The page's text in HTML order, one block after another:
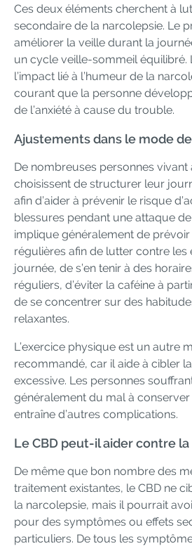
Ces deux éléments cherchent à
secondaire de la narcolepsie. Le
améliorer la veille durant la
un cycle veille-sommeil équilibré.
l’impact lié à l’humeur de la
courant que la personne
de l’anxiété à cause du trouble.
Ajustements dans le mode
De nombreuses personnes
choisissent de structurer leur
afin d’aider à prévenir le risque
blessures pendant une attaque
implique généralement de prévoir
régulières afin de lutter contre les
journée, de s’en tenir à des
réguliers, d’éviter la caféine à
de se concentrer sur des
relaxantes.
L’exercice physique est un autre
recommandé, car il aide à cibler
excessive. Les personnes
généralement du mal à
entraîne d’autres complications.
Le CBD peut-il aider contre
De même que bon nombre des
traitement existantes, le CBD ne
la narcolepsie, mais il pourrait
pour des symptômes ou effets
particuliers. De tous les